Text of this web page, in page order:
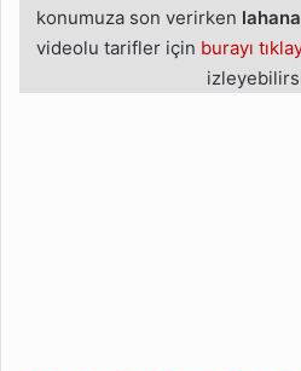
konumuza son verirken
videolu tarifler için burayı